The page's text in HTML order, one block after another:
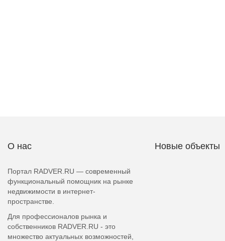
О нас
Портал RADVER.RU — современный
функциональный помощник на рынке
недвижимости в интернет-
пространстве.
Для профессионалов рынка и
собственников RADVER.RU - это
множество актуальных возможностей,
Новые объекты